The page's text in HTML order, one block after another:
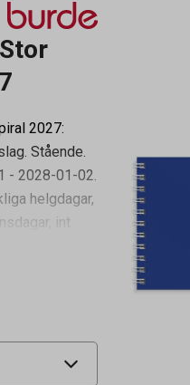
2027:
Stående.
- 2028-01-02.
helgdagar,
int
44112002